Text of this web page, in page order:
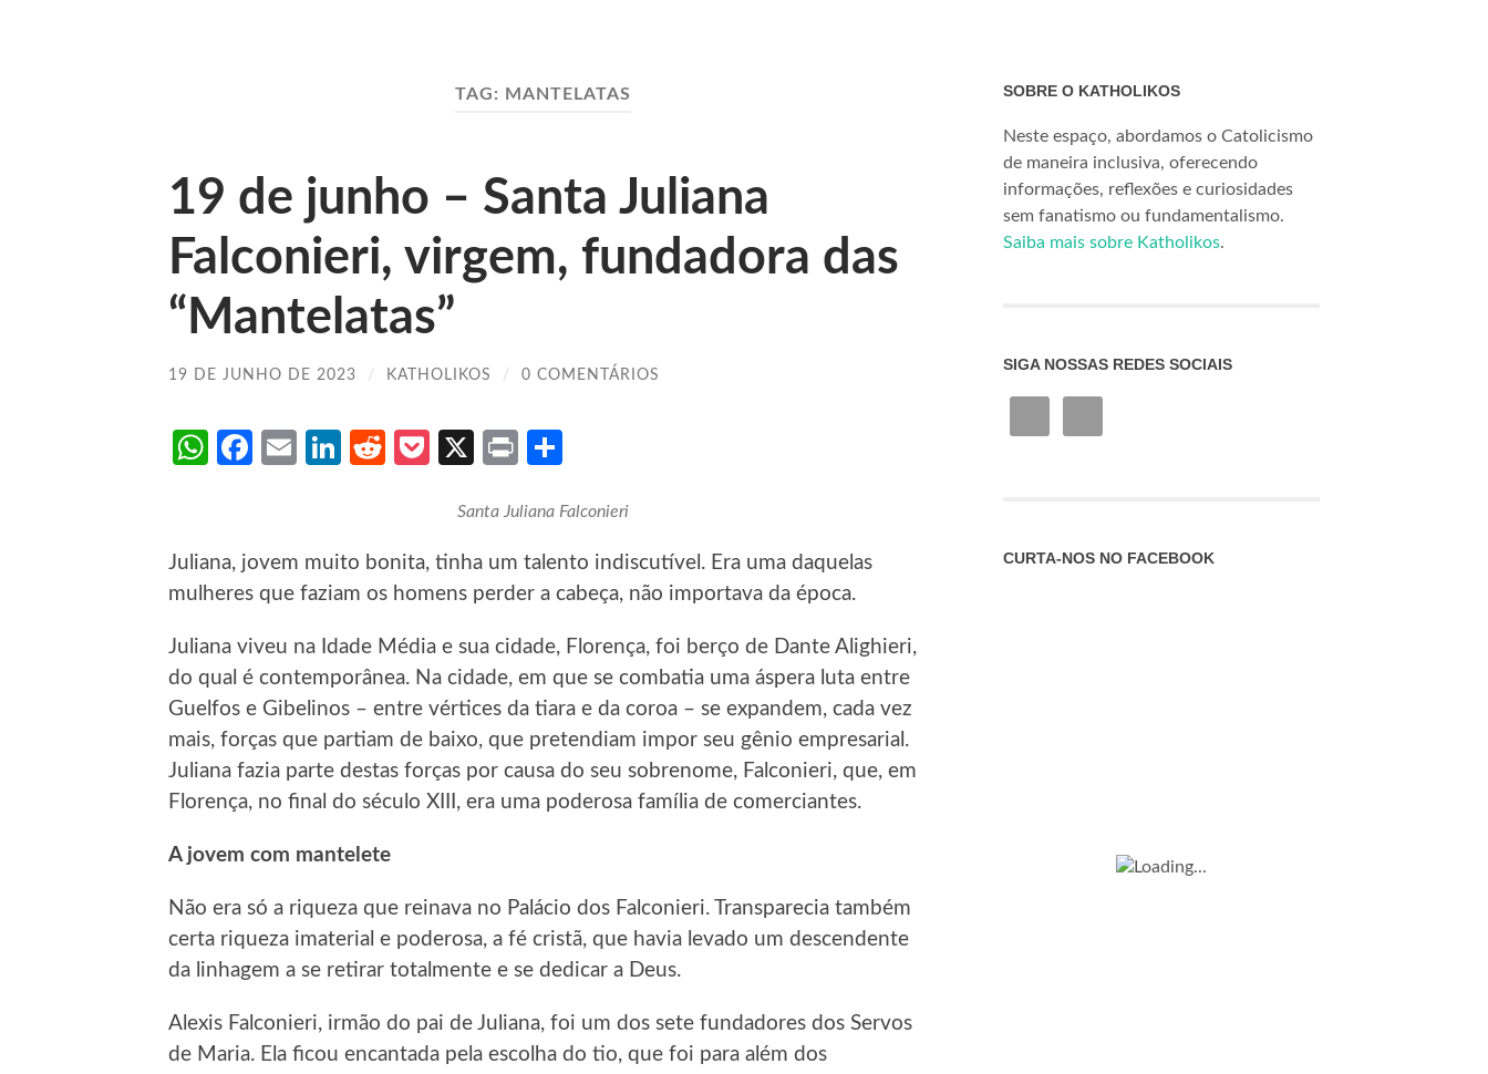
TAG: MANTELATAS
19 de junho – Santa Juliana
Falconieri, virgem, fundadora das
“Mantelatas”
19 DE JUNHO DE 2023 / KATHOLIKOS / 0 COMENTÁRIOS
WhatsApp
Facebook
EmailLinkedIn
RedditPocket
X Print
Santa Juliana Falconieri
Juliana, jovem muito bonita, tinha um talento indiscutível. Era uma daquelas
mulheres que faziam os homens perder a cabeça, não importava da época.
Juliana viveu na Idade Média e sua cidade, Florença, foi berço de Dante Alighieri,
do qual é contemporânea. Na cidade, em que se combatia uma áspera luta entre
Guelfos e Gibelinos – entre vértices da tiara e da coroa – se expandem, cada vez
mais, forças que partiam de baixo, que pretendiam impor seu gênio empresarial.
Juliana fazia parte destas forças por causa do seu sobrenome, Falconieri, que, em
Florença, no final do século XIII, era uma poderosa família de comerciantes.
A jovem com mantelete
Não era só a riqueza que reinava no Palácio dos Falconieri. Transparecia também
certa riqueza imaterial e poderosa, a fé cristã, que havia levado um descendente
da linhagem a se retirar totalmente e se dedicar a Deus.
Alexis Falconieri, irmão do pai de Juliana, foi um dos sete fundadores dos Servos
de Maria. Ela ficou encantada pela escolha do tio, que foi para além dos
SOBRE O KATHOLIKOS
Neste espaço, abordamos o Catolicismo
de maneira inclusiva, oferecendo
informações, reflexões e curiosidades
sem fanatismo ou fundamentalismo.
Saiba mais sobre Katholikos.
SIGA NOSSAS REDES SOCIAIS
CURTA-NOS NO FACEBOOK